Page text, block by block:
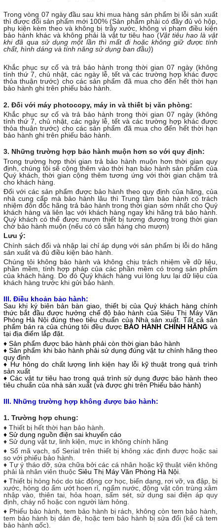
Trong vòng 07 ngày đầu sau khi mua hàng sản phẩm bị lỗi sản xuất
thì được đổi sản phẩm mới 100% (Sản phẩm phải có đầy đủ vỏ hộp,
phụ kiện kèm theo và không bị trầy xước, không vi phạm điều kiện
bảo hành khác và không phải là vật tư tiêu hao (Vật tiêu hao là vật
khi đã qua sử dụng một lần thì mất đi hoặc không giữ được tính
chất, hình dáng và tính năng sử dụng ban đầu))
Khắc phục sự cố và trả bảo hành trong thời gian 07 ngày (không
tính thứ 7, chủ nhật, các ngày lễ, tết và các trường hợp khác được
thỏa thuận trước) cho các sản phẩm đã mua cho đến hết thời hạn
bảo hành ghi trên phiếu bảo hành.
2. Đối với máy photocopy, máy in và thiết bị văn phòng:
Khắc phục sự cố và trả bảo hành trong thời gian 07 ngày (không
tính thứ 7, chủ nhật, các ngày lễ, tết và các trường hợp khác được
thỏa thuận trước) cho các sản phẩm đã mua cho đến hết thời hạn
bảo hành ghi trên phiếu bảo hành.
3. Những trường hợp bảo hành muộn hơn so với quy định:
Trong trường hợp thời gian trả bảo hành muộn hơn thời gian quy
định, chúng tôi sẽ cộng thêm vào thời hạn bảo hành sản phẩm của
Quý khách, thời gian cộng thêm tương ứng với thời gian chậm trả
cho khách hàng.
Đối với các sản phẩm được bảo hành theo quy định của hãng, của
nhà cung cấp mà bảo hành lâu thì Trung tâm bảo hành có trách
nhiệm đôn đốc hãng trả bảo hành trong thời gian sớm nhất cho Quý
khách hàng và liên lạc với khách hàng ngay khi hãng trả bảo hành.
Quý khách có thể được mượn thiết bị tương đương trong thời gian
chờ bảo hành muộn (nếu có có sẵn hàng cho mượn)
Lưu ý:
Chính sách đổi và nhập lại chỉ áp dụng với sản phẩm bị lỗi do hãng
sản xuất và đủ điều kiện bảo hành.
Chúng tôi không bảo hành và không chịu trách nhiệm về dữ liệu,
phần mềm, tính hợp pháp của các phần mềm có trong sản phẩm
của khách hàng. Do đó Quý khách hàng vui lòng lưu lại dữ liệu của
khách hàng trước khi gửi bảo hành.
III. Điều khoản bảo hành:
Sau khi ký biên bản bàn giao, thiết bị của Quý khách hàng chính
thức bắt đầu được hưởng chế độ bảo hành của Siêu Thị Máy Văn
Phòng Hà Nội đúng theo tiêu chuẩn của Nhà sản xuất. Tất cả sản
phẩm bán ra của chúng tôi đều được BẢO HÀNH CHÍNH HÃNG và
tại địa điểm lắp đặt.
♦ Sản phẩm được bảo hành phải còn thời gian bảo hành
♦ Sản phẩm khi bảo hành phải sử dụng đúng vật tư chính hãng theo
quy định
♦ Hư hỏng do chất lượng linh kiện hay lỗi kỹ thuật trong quá trình
sản xuất
♦ Các vật tư tiêu hao trong quá trình sử dụng được bảo hành theo
tiêu chuẩn của nhà sản xuất (và được ghi trên Phiếu bảo hành)
III. Những trường hợp không được bảo hành:
1. Trường hợp chung:
♦ Thiết bị hết thời hạn bảo hành.
♦ Sử dụng nguồn điện sai khuyến cáo
♦ Sử dụng vật tư, linh kiện, mực in không chính hãng
♦ Số mã vạch, số Serial trên thiết bị không xác định được hoặc sai
so với phiếu bảo hành.
♦ Tự ý tháo dỡ, sửa chữa bởi các cá nhân hoặc kỹ thuật viên không
phải là nhân viên thuộc Siêu Thị Máy Văn Phòng Hà Nội
♦ Thiết bị hỏng hóc do tác động cơ học, biến dạng, rơi vỡ, va đập, bị
xước, hỏng do ẩm ướt hoen rỉ, ngấm nước, động vật côn trùng xâm
nhập vào, thiên tai, hỏa hoạn, sấm sét, sử dụng sai điện áp quy
định, cháy nổ hoặc con người làm hỏng.
♦ Phiếu bảo hành, tem bảo hành bị rách, không còn tem bảo hành,
tem bảo hành bị dán đè, hoặc tem bảo hành bị sửa đổi (kể cả tem
bảo hành gốc).